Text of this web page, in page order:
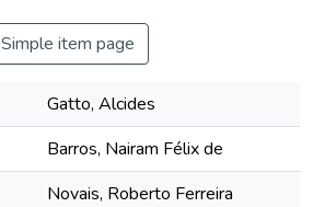
Simple item page
Gatto, Alcides
Barros, Nairam Félix de
Novais, Roberto Ferreira